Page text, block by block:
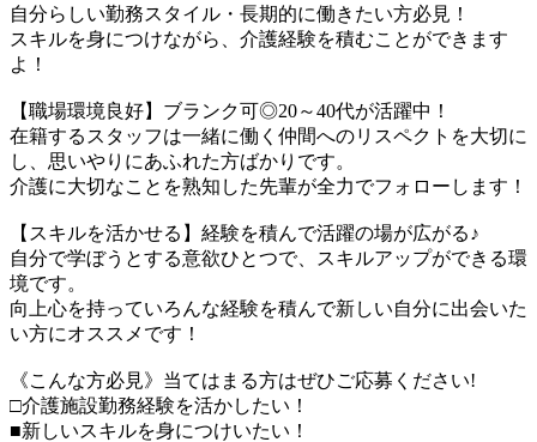
自分らしい勤務スタイル・長期的に働きたい方必見！
スキルを身につけながら、介護経験を積むことができます
よ！
【職場環境良好】ブランク可◎20～40代が活躍中！
在籍するスタッフは一緒に働く仲間へのリスペクトを大切に
し、思いやりにあふれた方ばかりです。
介護に大切なことを熟知した先輩が全力でフォローします！
【スキルを活かせる】経験を積んで活躍の場が広がる♪
自分で学ぼうとする意欲ひとつで、スキルアップができる環
境です。
向上心を持っていろんな経験を積んで新しい自分に出会いた
い方にオススメです！
《こんな方必見》当てはまる方はぜひご応募ください!
□介護施設勤務経験を活かしたい！
■新しいスキルを身につけいたい！